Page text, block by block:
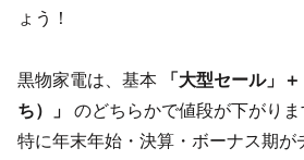
ょう！
黒物家電は、基本 「大型セール」
ち）」 のどちらかで値段が下がりま
特に年末年始・決算・ボーナス期が